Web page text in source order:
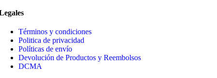
Términos y condiciones
Politica de privacidad
Políticas de envío
Devolución de Productos y Reembolsos
DCMA